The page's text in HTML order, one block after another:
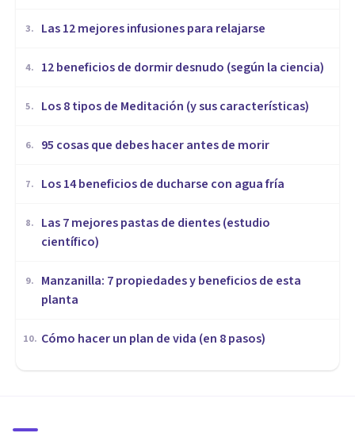
3. ​Las 12 mejores infusiones para relajarse
4. 12 beneficios de dormir desnudo (según la ciencia)
5. Los 8 tipos de Meditación (y sus características)
6. 95 cosas que debes hacer antes de morir
7. Los 14 beneficios de ducharse con agua fría
8.
Las 7 mejores pastas de dientes (estudio
científico)
9.
Manzanilla: 7 propiedades y beneficios de esta
planta
10. Cómo hacer un plan de vida (en 8 pasos)